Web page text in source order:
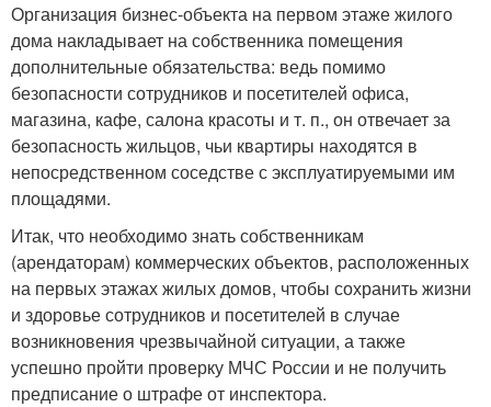
Организация бизнес-объекта на первом этаже жилого
дома накладывает на собственника помещения
дополнительные обязательства: ведь помимо
безопасности сотрудников и посетителей офиса,
магазина, кафе, салона красоты и т. п., он отвечает за
безопасность жильцов, чьи квартиры находятся в
непосредственном соседстве с эксплуатируемыми им
площадями.
Итак, что необходимо знать собственникам
(арендаторам) коммерческих объектов, расположенных
на первых этажах жилых домов, чтобы сохранить жизни
и здоровье сотрудников и посетителей в случае
возникновения чрезвычайной ситуации, а также
успешно пройти проверку МЧС России и не получить
предписание о штрафе от инспектора.